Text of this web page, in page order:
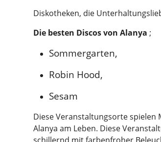
Diskotheken, die
Die besten Discos von Alanya ;
Sommergarten,
Robin Hood,
Sesam
Diese Veranstaltungsorte spielen
Alanya am Leben. Diese